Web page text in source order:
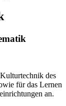
des
für das Lernen
an.